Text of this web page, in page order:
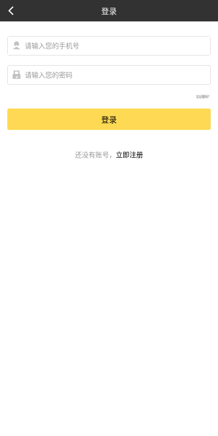
登录
忘记密码？
登录
还没有账号， 立即注册